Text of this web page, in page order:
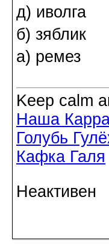
д) иволга
б) зяблик
а) ремез
Keep calm
Наша
Голубь
Кафка Галя
Неактивен